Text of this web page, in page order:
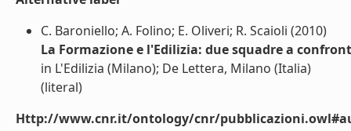
C. Baroniello; A. Folino; E. Oliveri; R. Scaioli (2010)
La Formazione e l'Edilizia: due squadre a
in L'Edilizia (Milano); De Lettera, Milano (Italia)
(literal)
Http://www.cnr.it/ontology/cnr/